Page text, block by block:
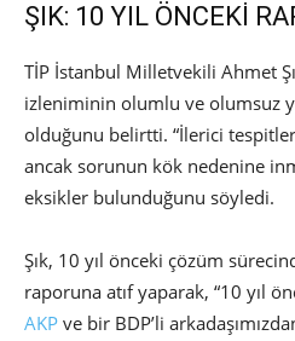
ŞIK: 10 YIL ÖNCEKİ
TİP İstanbul Milletvekili Ahmet
izleniminin olumlu ve olumsuz
olduğunu belirtti. “İlerici
ancak sorunun kök nedenine
eksikler bulunduğunu söyledi.
Şık, 10 yıl önceki çözüm
raporuna atıf yaparak, “10 yıl
AKP ve bir BDP’li